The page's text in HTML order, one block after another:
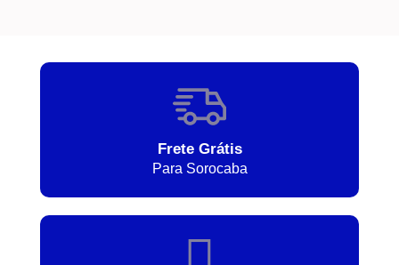
Frete Grátis
Para Sorocaba